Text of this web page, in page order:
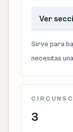
Ver
Sirve para
necesitas
3